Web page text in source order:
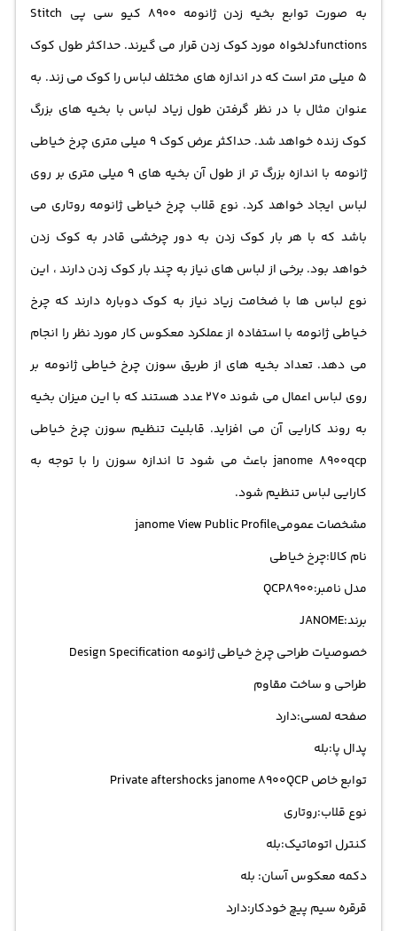
به صورت توابع بخیه زدن ژانومه 8900 کیو سی پی Stitch
functionsدلخواه مورد کوک زدن قرار می گیرند. حداکثر طول کوک
5 میلی متر است که در اندازه های مختلف لباس را کوک می زند. به
عنوان مثال با در نظر گرفتن طول زیاد لباس با بخیه های بزرگ
کوک زنده خواهد شد. حداکثر عرض کوک 9 میلی متری چرخ خیاطی
ژانومه با اندازه بزرگ تر از طول آن بخیه های 9 میلی متری بر روی
لباس ایجاد خواهد کرد. نوع قلاب چرخ خیاطی ژانومه روتاری می
باشد که با هر بار کوک زدن به دور چرخشی قادر به کوک زدن
خواهد بود. برخی از لباس های نیاز به چند بار کوک زدن دارند ، این
نوع لباس ها با ضخامت زیاد نیاز به کوک دوباره دارند که چرخ
خیاطی ژانومه با استفاده از عملکرد معکوس کار مورد نظر را انجام
می دهد. تعداد بخیه های از طریق سوزن چرخ خیاطی ژانومه بر
روی لباس اعمال می شوند 270 عدد هستند که با این میزان بخیه
به روند کارایی آن می افزاید. قابلیت تنظیم سوزن چرخ خیاطی
janome 8900qcp باعث می شود تا اندازه سوزن را با توجه به
کارایی لباس تنظیم شود.
مشخصات عمومیjanome View Public Profile
نام کالا:چرخ خیاطی
مدل نامبر:QCP8900
برند:JANOME
خصوصیات طراحی چرخ خیاطی ژانومه Design Specification
طراحی و ساخت مقاوم
صفحه لمسی:دارد
پدال پا:بله
توابع خاص Private aftershocks janome 8900QCP
نوع قلاب:روتاری
کنترل اتوماتیک:بله
دکمه معکوس آسان: بله
قرقره سیم پیچ خودکار:دارد